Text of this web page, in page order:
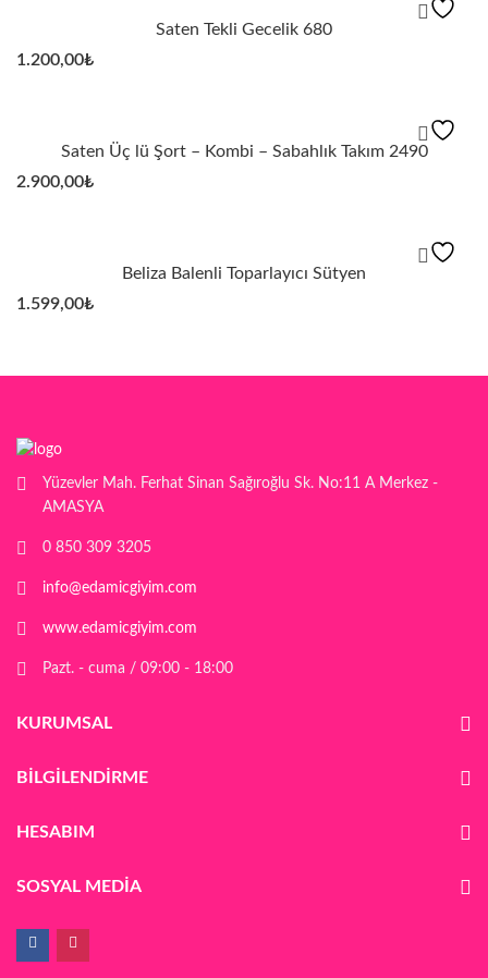
Saten Tekli Gecelik 680
1.200,00₺
Saten Üç lü Şort – Kombi – Sabahlık Takım 2490
2.900,00₺
Beliza Balenli Toparlayıcı Sütyen
1.599,00₺
Yüzevler Mah. Ferhat Sinan Sağıroğlu Sk. No:11 A Merkez -
AMASYA
0 850 309 3205
info@edamicgiyim.com
www.edamicgiyim.com
Pazt. - cuma / 09:00 - 18:00
KURUMSAL
BILGILENDIRME
HESABIM
SOSYAL MEDIA